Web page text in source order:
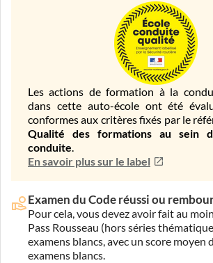
Les actions de formation à la
dans cette auto-école ont été
conformes aux critères fixés par le
Qualité des formations au sein
conduite.
En savoir plus sur le label
Examen du Code réussi ou
Pour cela, vous devez avoir fait au
Pass Rousseau (hors séries
examens blancs, avec un score moyen
examens blancs.